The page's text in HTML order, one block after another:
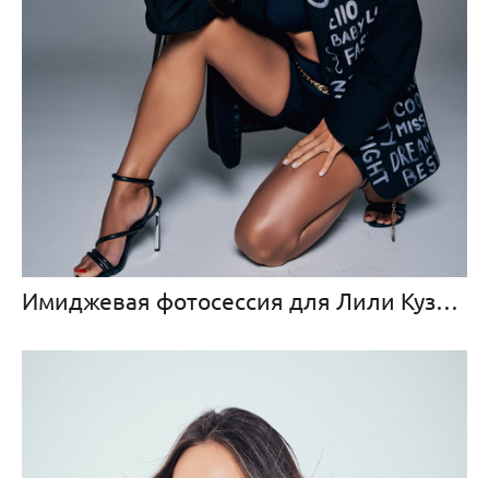
Имиджевая фотосессия для Лили Кузьменковой